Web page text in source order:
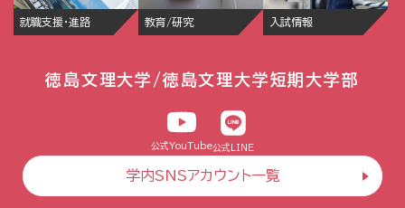
就職支援・進路 教育/研究 入試情報
徳島文理大学/徳島文理大学短期大学部
公式YouTube公式LINE
学内SNSアカウント一覧